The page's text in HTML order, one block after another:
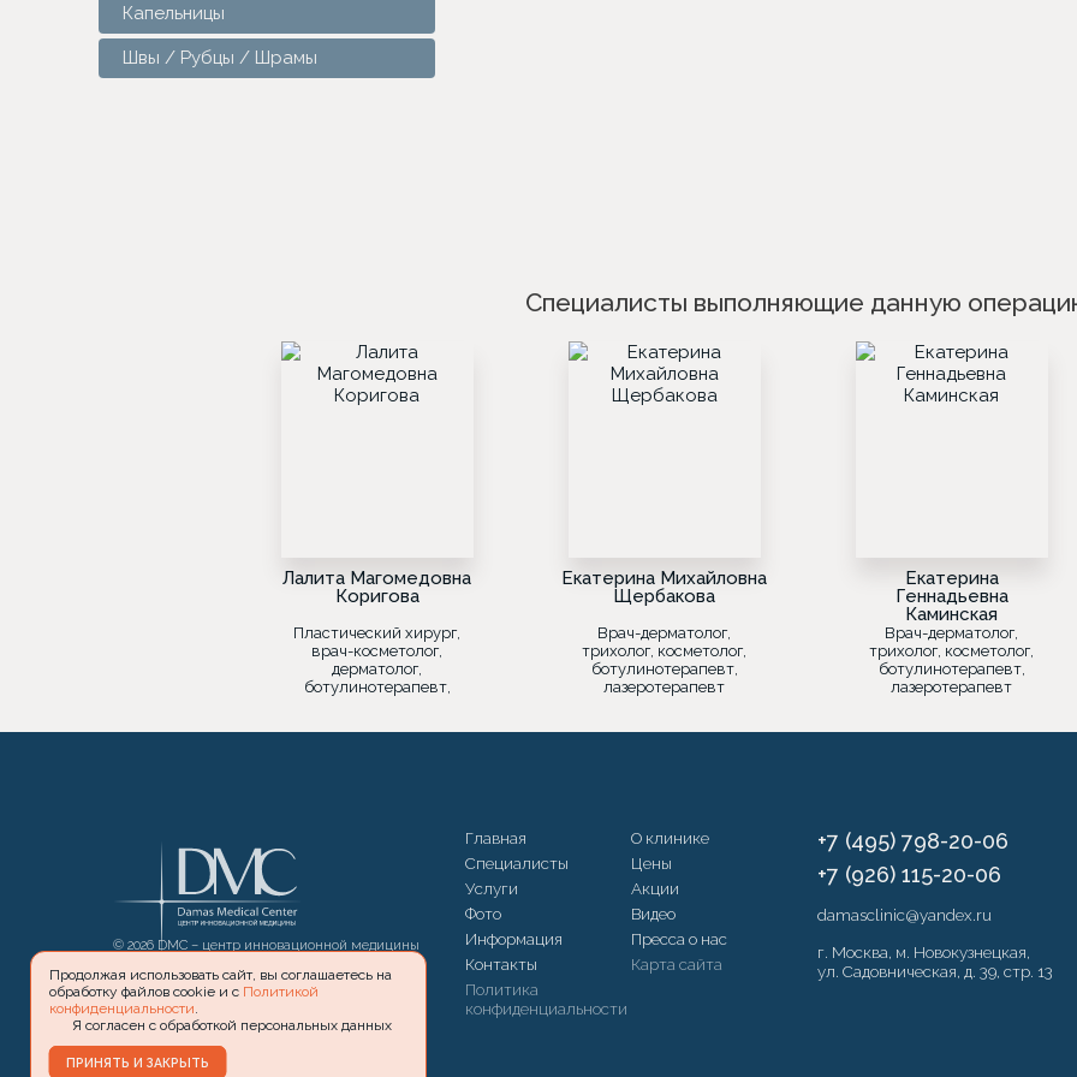
Капельницы
Швы / Рубцы / Шрамы
Специалисты выполняющие данную
Лалита Магомедовна
Коригова
Пластический хирург,
врач-косметолог,
дерматолог,
ботулинотерапевт,
Екатерина Михайловна
Щербакова
Врач-дерматолог,
трихолог, косметолог,
ботулинотерапевт,
лазеротерапевт
Екатерина
Геннадьевна
Каминская
Врач-дерматолог,
трихолог, косметолог,
ботулинотерапевт,
лазеротерапевт
Продолжая использовать сайт, вы соглашаетесь на
обработку файлов cookie и с Политикой
конфиденциальности.
Я согласен с обработкой персональных данных
ПРИНЯТЬ И ЗАКРЫТЬ
© 2026 DMC – центр инновационной медицины
WEBSITE.ru
Главная
О клинике
Специалисты
Цены
Услуги
Акции
Фото
Видео
Информация
Пресса о нас
Контакты
Карта сайта
Политика
конфиденциальности
+7 (495) 798-20-06
+7 (926) 115-20-06
damasclinic@yandex.ru
г. Москва, м. Новокузнецкая,
ул. Садовническая, д. 39, стр. 13